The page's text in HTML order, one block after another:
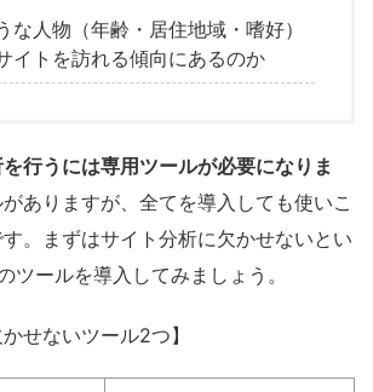
な人物（年齢・居住地域・嗜好）
イトを訪れる傾向にあるのか
行うには専用ツールが必要になりま
ありますが、全てを導入しても使いこ
。まずはサイト分析に欠かせないとい
ツールを導入してみましょう。
せないツール2つ】